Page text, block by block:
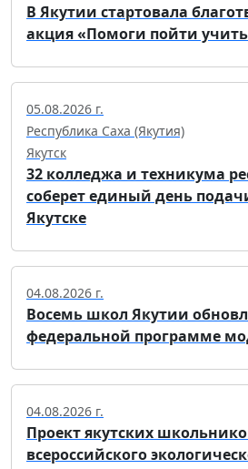
В Якутии стартовала
акция «Помоги пойти
05.08.2026 г.
Республика Саха (Якутия)
Якутск
32 колледжа и техникума
соберет единый день
Якутске
04.08.2026 г.
Восемь школ Якутии
федеральной программе
04.08.2026 г.
Проект якутских
всероссийского